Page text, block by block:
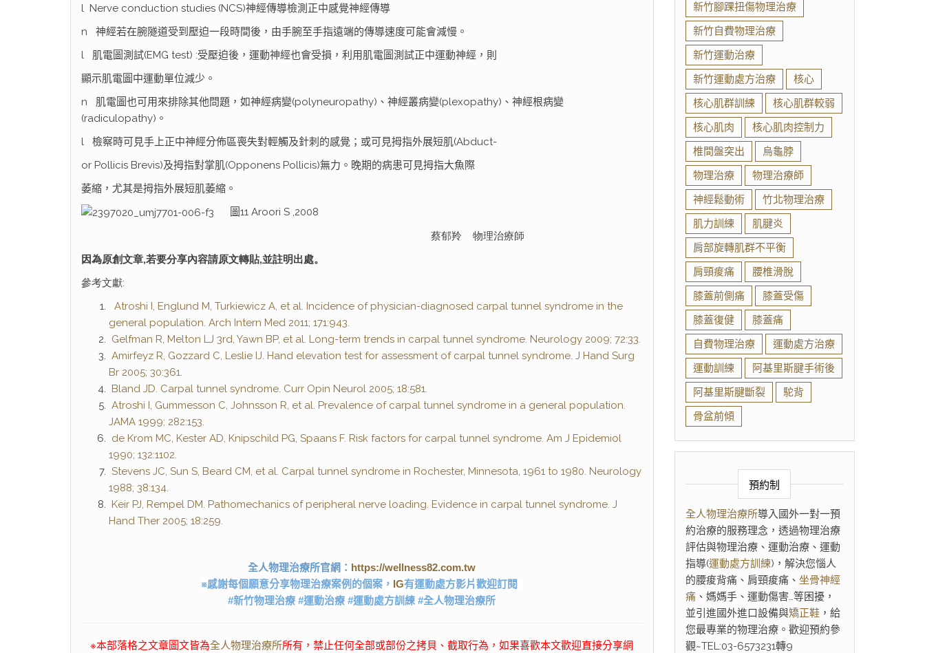
l Nerve conduction studies (NCS)神經傳導檢測正中感覺神經傳導
n 神經若在腕隧道受到壓迫一段時間後，由手腕至手指遠端的傳導速度可能會減慢。
l 肌電圖測試(EMG test) :受壓迫後，運動神經也會受損，利用肌電圖測試正中運動神經，則
顯示肌電圖中運動單位減少。
n 肌電圖也可用來排除其他問題，如神經病變(polyneuropathy)、神經叢病變(plexopathy)、神經根病變
(radiculopathy)。
l 檢察時可見手上正中神經分佈區喪失對輕觸及針刺的感覺；或可見拇指外展短肌(Abduct-
or Pollicis Brevis)及拇指對掌肌(Opponens Pollicis)無力。晚期的病患可見拇指大魚際
萎縮，尤其是拇指外展短肌萎縮。
圖11 Aroori S ,2008
蔡郁羚 物理治療師
因為原創文章,若要分享內容請原文轉貼,並註明出處。
參考文獻:
Atroshi I, Englund M, Turkiewicz A, et al. Incidence of physician-diagnosed carpal tunnel syndrome in the
general population. Arch Intern Med 2011; 171:943.
Gelfman R, Melton LJ 3rd, Yawn BP, et al. Long-term trends in carpal tunnel syndrome. Neurology 2009; 72:33.
Amirfeyz R, Gozzard C, Leslie IJ. Hand elevation test for assessment of carpal tunnel syndrome. J Hand Surg
Br 2005; 30:361.
Bland JD. Carpal tunnel syndrome. Curr Opin Neurol 2005; 18:581.
Atroshi I, Gummesson C, Johnsson R, et al. Prevalence of carpal tunnel syndrome in a general population.
JAMA 1999; 282:153.
de Krom MC, Kester AD, Knipschild PG, Spaans F. Risk factors for carpal tunnel syndrome. Am J Epidemiol
1990; 132:1102.
Stevens JC, Sun S, Beard CM, et al. Carpal tunnel syndrome in Rochester, Minnesota, 1961 to 1980. Neurology
1988; 38:134.
Keir PJ, Rempel DM. Pathomechanics of peripheral nerve loading. Evidence in carpal tunnel syndrome. J
Hand Ther 2005; 18:259.
全人物理治療所官網： https://wellness82.com.tw
※感謝每個願意分享物理治療案例的個案， IG有運動處方影片歡迎訂閱
#新竹物理治療 #運動治療 #運動處方訓練 #全人物理治療所
※本部落格之文章圖文皆為全人物理治療所所有，禁止任何全部或部份之拷貝、截取行為，如果喜歡本文歡迎直接分享網
新竹腳踝扭傷物理治療
新竹自費物理治療
新竹運動治療
新竹運動處方治療
核心
核心肌群訓練
核心肌群較弱
核心肌肉
核心肌肉控制力
椎間盤突出
烏龜脖
物理治療
物理治療師
神經鬆動術
竹北物理治療
肌力訓練
肌腱炎
肩部旋轉肌群不平衡
肩頸痠痛
腰椎滑脫
膝蓋前側痛
膝蓋受傷
膝蓋復健
膝蓋痛
自費物理治療
運動處方治療
運動訓練
阿基里斯腱手術後
阿基里斯腱斷裂
駝背
骨盆前傾
預約制
全人物理治療所導入國外一對一預
約治療的服務理念，透過物理治療
評估與物理治療、運動治療、運動
指導(運動處方訓練)，解決您惱人
的腰痠背痛、肩頸痠痛、 坐骨神經
痛、媽媽手、運動傷害…等困擾，
並引進國外進口設備與矯正鞋，給
您最專業的物理治療。歡迎預約參
觀~TEL:03-6573231轉9